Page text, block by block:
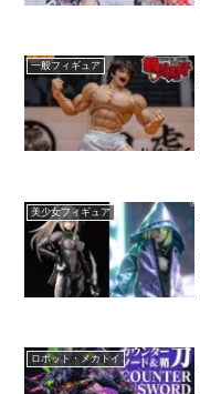
一般フィギュア
美少女フィギュア
ロボット・メカトイ